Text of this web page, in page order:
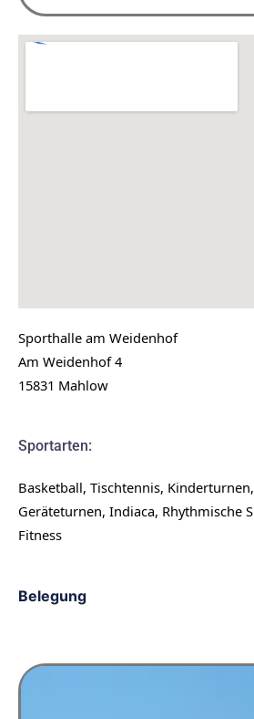
Sporthalle am Weidenhof
Am Weidenhof 4
15831 Mahlow
Sportarten:
Basketball, Tischtennis,
Geräteturnen, Indiaca, Rhythmische
Fitness
Belegung